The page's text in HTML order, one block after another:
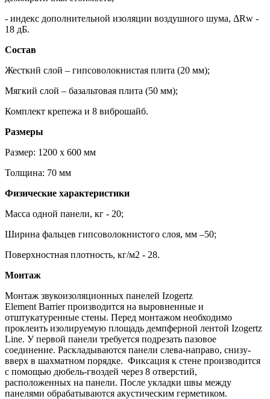
- индекс дополнительной изоляции воздушного шума, ΔRw -
18 дБ.
Состав
Жесткий слой – гипсоволокнистая плита (20 мм);
Мягкий слой – базальтовая плита (50 мм);
Комплект крепежа и 8 виброшайб.
Размеры
Размер: 1200 х 600 мм
Толщина: 70 мм
Физические характеристики
Масса одной панели, кг - 20;
Ширина фальцев гипсоволокнистого слоя, мм –50;
Поверхностная плотность, кг/м2 - 28.
Монтаж
Монтаж звукоизоляционных панелей Izogertz
Element Barrier производится на выровненные и
отштукатуренные стены. Перед монтажом необходимо
проклеить изолируемую площадь демпферной лентой Izogertz
Line. У первой панели требуется подрезать пазовое
соединение. Раскладываются панели слева-направо, снизу-
вверх в шахматном порядке. Фиксация к стене производится
с помощью дюбель-гвоздей через 8 отверстий,
расположенных на панели. После укладки швы между
панелями обрабатываются акустическим герметиком.